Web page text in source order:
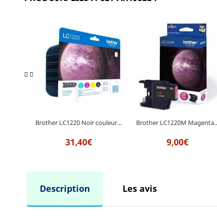
Brother LC1220 Noir couleur...
31,40€
Brother LC1220M
9,00€
Description Les avis